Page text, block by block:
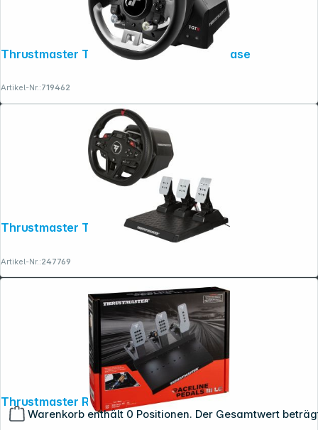
Warenkorb enthält 0 Positionen. Der Gesamtwert
Thrustmaster T-GT II Pack GT Wheel + Base
Artikel-Nr.:719462
Thrustmaster T248R EU TYPE C
Artikel-Nr.:247769
Thrustmaster Raceline Pedals III LC WW